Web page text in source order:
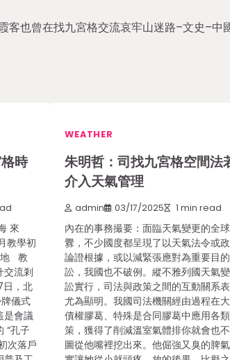
客也曾在找九宮格交流哀牢山迷路–文史–中
時
來
教學初
教
交流剎
，北
儀式
是會議
“孔子
次落戶
WEATHER
朱明哲：司找九宮格空間法
介入天氣管理
admin 03/17/2025 1 min read
內在的事務撮要：面臨天氣變更的全
釁，不少國度都呈現了以天氣法令或
論證根據，或以減緊張應對為重要目
訟，我國也不破例。縱不雅列國天氣
訟實行，司法與政策之間的互動關系
尤為顯明。我國司法機關經由過程在
債權膠葛、特殊是合同膠葛中應用各
策，獲得了削減溫室氣體排你就會也
圖從他嘴裡挖出來。他倔強又臭的脾